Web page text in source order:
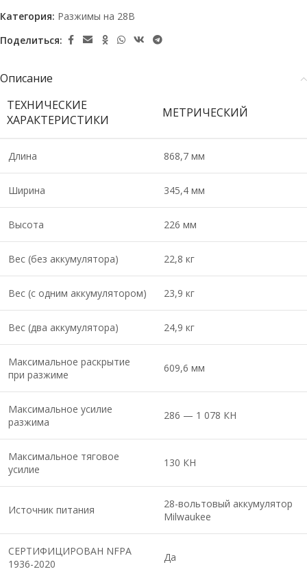
Категория: Разжимы на 28В
Поделиться:
Описание
ТЕХНИЧЕСКИЕ
ХАРАКТЕРИСТИКИ
МЕТРИЧЕСКИЙ
Длина 868,7 мм
Ширина 345,4 мм
Высота 226 мм
Вес (без аккумулятора) 22,8 кг
Вес (с одним аккумулятором) 23,9 кг
Вес (два аккумулятора) 24,9 кг
Максимальное раскрытие
при разжиме
609,6 мм
Максимальное усилие
разжима
286 — 1 078 КН
Максимальное тяговое
усилие
130 КН
Источник питания
28-вольтовый аккумулятор
Milwaukee
СЕРТИФИЦИРОВАН NFPA
1936-2020
Да